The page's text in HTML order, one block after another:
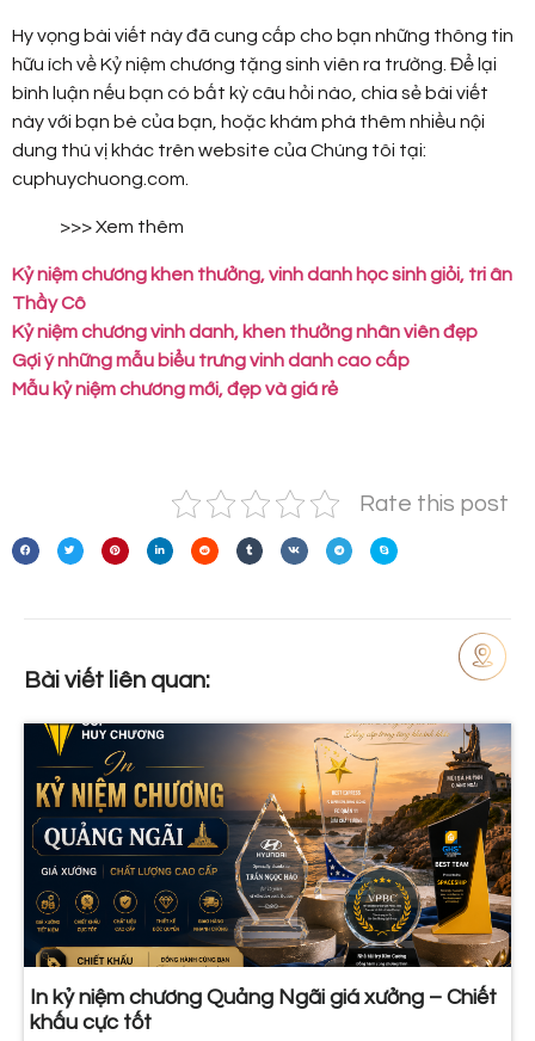
Hy vọng bài viết này đã cung cấp cho bạn những thông tin
hữu ích về Kỷ niệm chương tặng sinh viên ra trường. Để lại
bình luận nếu bạn có bất kỳ câu hỏi nào, chia sẻ bài viết
này với bạn bè của bạn, hoặc khám phá thêm nhiều nội
dung thú vị khác trên website của Chúng tôi tại:
cuphuychuong.com.
>>> Xem thêm
Kỷ niệm chương khen thưởng, vinh danh học sinh giỏi, tri ân
Thầy Cô
Kỷ niệm chương vinh danh, khen thưởng nhân viên đẹp
Gợi ý những mẫu biểu trưng vinh danh cao cấp
Mẫu kỷ niệm chương mới, đẹp và giá rẻ
Rate this post
Bài viết liên quan:
In kỷ niệm chương Quảng Ngãi giá xưởng – Chiết
khấu cực tốt